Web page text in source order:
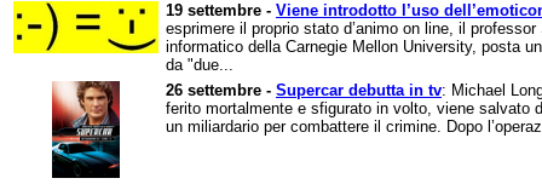
19 settembre - Viene introdotto l’uso
esprimere il proprio stato d’animo on line, il
informatico della Carnegie Mellon University, posta
da "due...
26 settembre - Supercar debutta in tv: Michael
ferito mortalmente e sfigurato in volto, viene salvato
un miliardario per combattere il crimine. Dopo